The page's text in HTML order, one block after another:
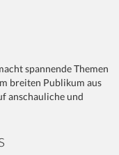
spannende Themen
breiten Publikum aus
anschauliche und